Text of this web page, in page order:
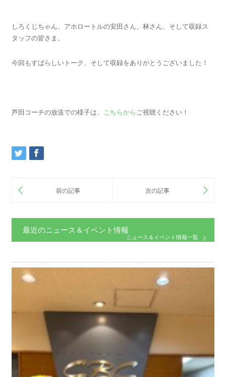
しろくじちゃん、アホロートルの安田さん、林さん、そして収録ス
タッフの皆さま。
今回もすばらしいトーク、そして収録をありがとうございました！
芦田コーチの放送での様子は、 こちらから ご視聴ください！
最近のニュース＆イベント情報
ニュース＆イベント情報一覧